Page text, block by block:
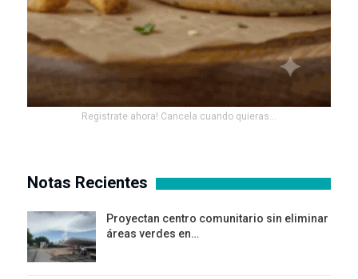
Registrate ahora! Cancela cuando quieras...
Notas Recientes
Proyectan centro comunitario sin eliminar
áreas verdes en…